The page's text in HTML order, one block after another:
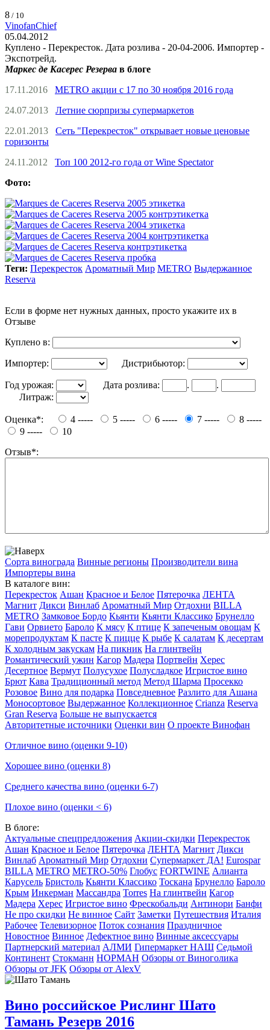
8 / 10
VinofanChief
05.04.2012
Куплено - Перекресток. Дата розлива - 20-04-2006. Импортер -
Экспотрейд.
Маркес де Касерес Резерва в блоге
17.11.2016
METRO акции с 17 по 30 ноября 2016 года
24.07.2013
Летние сюрпризы супермаркетов
22.01.2013
Сеть "Перекресток" открывает новые ценовые
горизонты
24.11.2012
Топ 100 2012-го года от Wine Spectator
Фото:
Теги: Перекресток Ароматный Мир METRO Выдержанное
Reserva
Если в форме нет нужных данных, просто укажите их в
Отзыве
Куплено в:
Импортер: Дистрибьютор:
Год урожая: Дата розлива: .
.
Литраж:
Оценка*: 4 ----- 5 ----- 6 ----- 7 -----
8 -----
9 -----
10
Отзыв*:
Сорта винограда Винные регионы Производители вина
Импортеры вина
В каталоге вин:
Перекресток Ашан Красное и Белое Пятерочка ЛЕНТА
Магнит Дикси Винлаб Ароматный Мир Отдохни BILLA
METRO Замковое Бордо Кьянти Кьянти Классико Брунелло
Гави Орвието Бароло К мясу К птице К запеченым овощам К
морепродуктам К пасте К пицце К рыбе К салатам К десертам
К холодным закускам На пикник На глинтвейн
Романтический ужин Кагор Мадера Портвейн Херес
Десертное Вермут Полусухое Полусладкое Игристое вино
Брют Кава Традиционный метод Метод Шарма Просекко
Розовое Вино для подарка Повседневное Разлито для Ашана
Моносортовое Выдержанное Коллекционное Crianza Reserva
Gran Reserva Больше не выпускается
Авторитетные источники Оценки вин О проекте Винофан
Отличное вино (оценки 9-10)
Хорошее вино (оценки 8)
Среднего качества вино (оценки 6-7)
Плохое вино (оценки < 6)
В блоге:
Актуальные спецпредложения Акции-скидки Перекресток
Ашан Красное и Белое Пятерочка ЛЕНТА Магнит Дикси
Винлаб Ароматный Мир Отдохни Супермаркет ДА! Eurospar
BILLA METRO METRO-50% Глобус FORTWINE Алианта
Карусель Бристоль Кьянти Классико Тоскана Брунелло Бароло
Крым Инкерман Массандра Torres На глинтвейн Кагор
Мадера Херес Игристое вино Фрескобальди Антинори Банфи
Не про скидки Не винное Сайт Заметки Путешествия Италия
Рабочее Телевизорное Поток сознания Праздничное
Новостное Винное Дефектное вино Винные аксессуары
Партнерский материал АЛМИ Гипермаркет НАШ Седьмой
Континент Стокманн НОРМАН Обзоры от Виноголика
Обзоры от JFK Обзоры от AlexV
Вино российское Рислинг Шато
Тамань Резерв 2016